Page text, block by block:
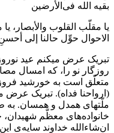
بقیه الله فی‌الأرضین
یا مقلّب القلوب والأبصار،
الاحوال حوِّل حالنا إلی
تبریک عرض میکنم عید
روزگار نو را، که امسال
متعلّق است به خورشید
(ارواحنا فداه). تبریک
ملّتهای همدل و همسان.
خانواده‌های معظّم شهیدان،
ان‌شاءالله خداوند سایه‌ی